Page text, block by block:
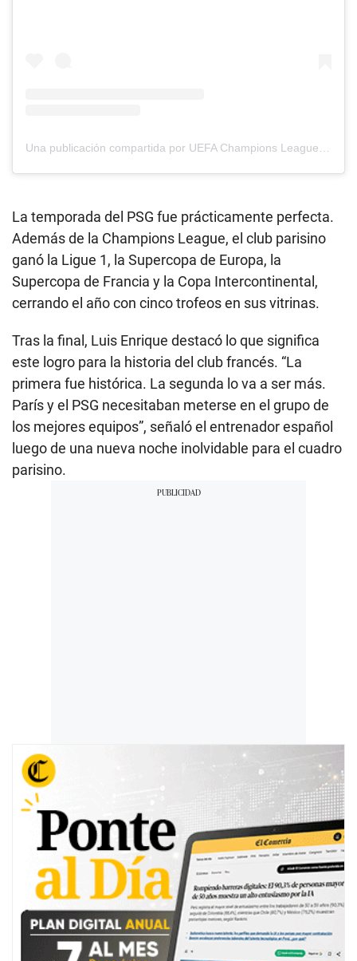
La temporada del PSG fue prácticamente perfecta.
Además de la Champions League, el club parisino
ganó la Ligue 1, la Supercopa de Europa, la
Supercopa de Francia y la Copa Intercontinental,
cerrando el año con cinco trofeos en sus vitrinas.
Tras la final, Luis Enrique destacó lo que significa
este logro para la historia del club francés. “La
primera fue histórica. La segunda lo va a ser más.
París y el PSG necesitaban meterse en el grupo de
los mejores equipos”, señaló el entrenador español
luego de una nueva noche inolvidable para el cuadro
parisino.